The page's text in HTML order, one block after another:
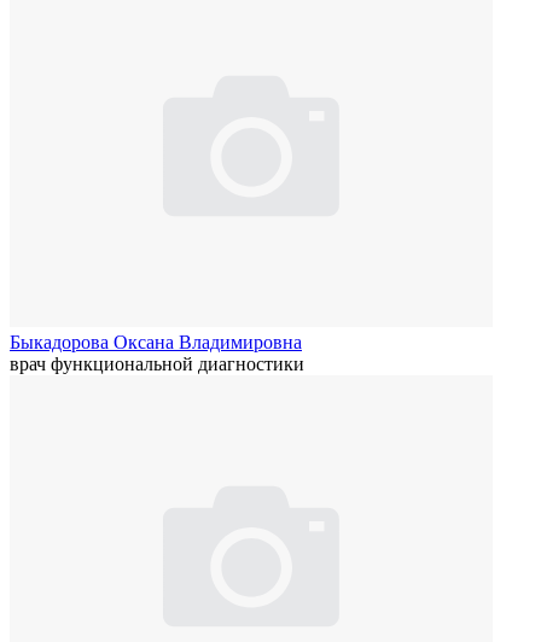
Быкадорова Оксана Владимировна
врач функциональной диагностики